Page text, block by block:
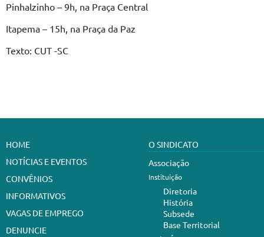
Pinhalzinho – 9h, na Praça Central
Itapema – 15h, na Praça da Paz
Texto: CUT -SC
HOME
NOTÍCIAS E EVENTOS
CONVÊNIOS
INFORMATIVOS
VAGAS DE EMPREGO
DENUNCIE
O SINDICATO
Associação
Instituição
Diretoria
História
Subsede
Base Territorial